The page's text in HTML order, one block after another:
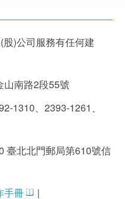
)公司服務有任何建
山南路2段55號
1310、2393-1261、
臺北北門郵局第610號信
手冊 |